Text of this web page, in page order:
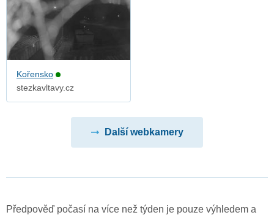
Kořensko
stezkavltavy.cz
Další webkamery
Předpověď počasí na více než týden je pouze výhledem a